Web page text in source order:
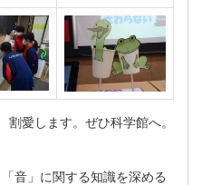
愛します。ぜひ科学館へ。
音」に関する知識を深める